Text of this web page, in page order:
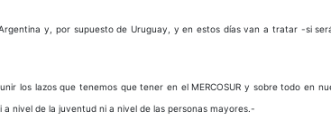
y, por supuesto de Uruguay, y en estos días van a tratar -si
los lazos que tenemos que tener en el MERCOSUR y sobre todo
nivel de la juventud ni a nivel de las personas mayores.-